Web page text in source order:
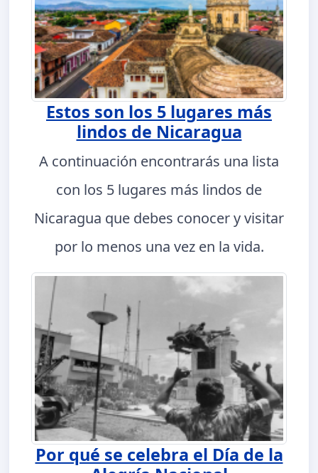
Estos son los 5 lugares más
lindos de Nicaragua
A continuación encontrarás una lista
con los 5 lugares más lindos de
Nicaragua que debes conocer y visitar
por lo menos una vez en la vida.
Por qué se celebra el Día de la